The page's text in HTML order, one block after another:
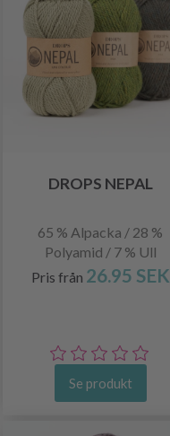
DROPS NEPAL
65 % Alpacka / 28 %
Polyamid / 7 % Ull
Pris från 26.95 SEK
Se produkt